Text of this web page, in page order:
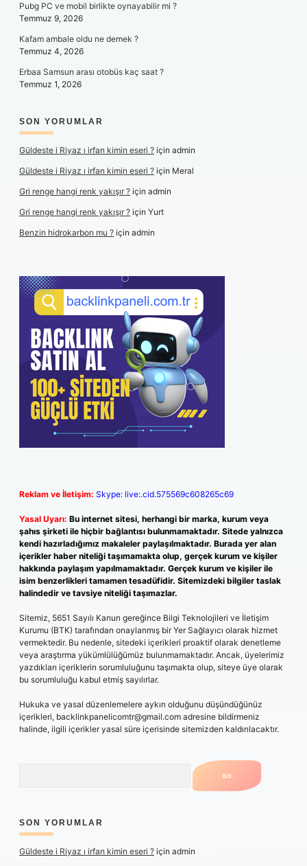
Pubg PC ve mobil birlikte oynayabilir mi ?
Temmuz 9, 2026
Kafam ambale oldu ne demek ?
Temmuz 4, 2026
Erbaa Samsun arası otobüs kaç saat ?
Temmuz 1, 2026
SON YORUMLAR
Güldeste i Riyaz ı irfan kimin eseri ? için admin
Güldeste i Riyaz ı irfan kimin eseri ? için Meral
Gri renge hangi renk yakışır ? için admin
Gri renge hangi renk yakışır ? için Yurt
Benzin hidrokarbon mu ? için admin
Reklam ve İletişim: Skype: live:.cid.575569c608265c69
Yasal Uyarı: Bu internet sitesi, herhangi bir marka, kurum veya
şahıs şirketi ile hiçbir bağlantısı bulunmamaktadır. Sitede yalnızca
kendi hazırladığımız makaleler paylaşılmaktadır. Burada yer alan
içerikler haber niteliği taşımamakta olup, gerçek kurum ve kişiler
hakkında paylaşım yapılmamaktadır. Gerçek kurum ve kişiler ile
isim benzerlikleri tamamen tesadüfidir. Sitemizdeki bilgiler taslak
halindedir ve tavsiye niteliği taşımazlar.
Sitemiz, 5651 Sayılı Kanun gereğince Bilgi Teknolojileri ve İletişim
Kurumu (BTK) tarafından onaylanmış bir Yer Sağlayıcı olarak hizmet
vermektedir. Bu nedenle, sitedeki içerikleri proaktif olarak denetleme
veya araştırma yükümlülüğümüz bulunmamaktadır. Ancak, üyelerimiz
yazdıkları içeriklerin sorumluluğunu taşımakta olup, siteye üye olarak
bu sorumluluğu kabul etmiş sayılırlar.
Hukuka ve yasal düzenlemelere aykırı olduğunu düşündüğünüz
içerikleri, backlinkpanelicomtr@gmail.com adresine bildirmeniz
halinde, ilgili içerikler yasal süre içerisinde sitemizden kaldırılacaktır.
SON YORUMLAR
Güldeste i Riyaz ı irfan kimin eseri ? için admin